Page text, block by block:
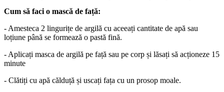
Cum să faci o mască de față:
- Amesteca 2 lingurițe de argilă cu aceeați cantitate de apă sau
loțiune până se formează o pastă fină.
- Aplicați masca de argilă pe față sau pe corp și lăsați să acționeze 15
minute
- Clătiți cu apă călduță și uscați fața cu un prosop moale.